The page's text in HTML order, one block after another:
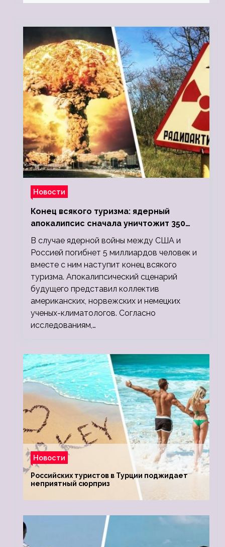
Новости
Конец всякого туризма: ядерный
апокалипсис сначала уничтожит 350
миллионов, а потом 5 миллиардов
людей
В случае ядерной войны между США и
Россией погибнет 5 миллиардов человек и
вместе с ним наступит конец всякого
туризма. Апокалипсический сценарий
будущего представил коллектив
американских, норвежских и немецких
ученых-климатологов. Согласно
исследованиям,…
Новости
Российских туристов в Турции поджидает
неприятный сюрприз